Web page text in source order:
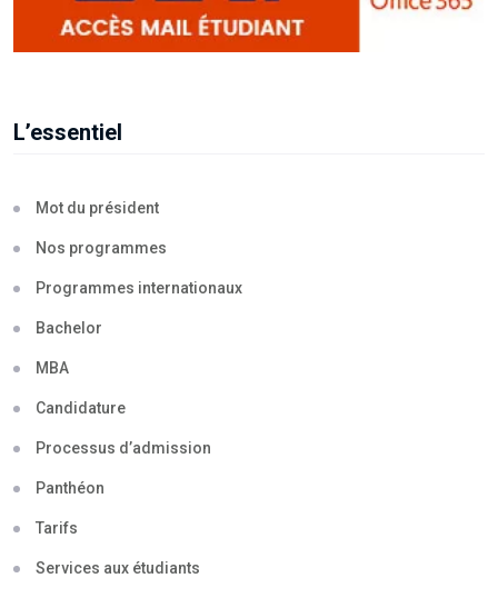
L’essentiel
Mot du président
Nos programmes
Programmes internationaux
Bachelor
MBA
Candidature
Processus d’admission
Panthéon
Tarifs
Services aux étudiants